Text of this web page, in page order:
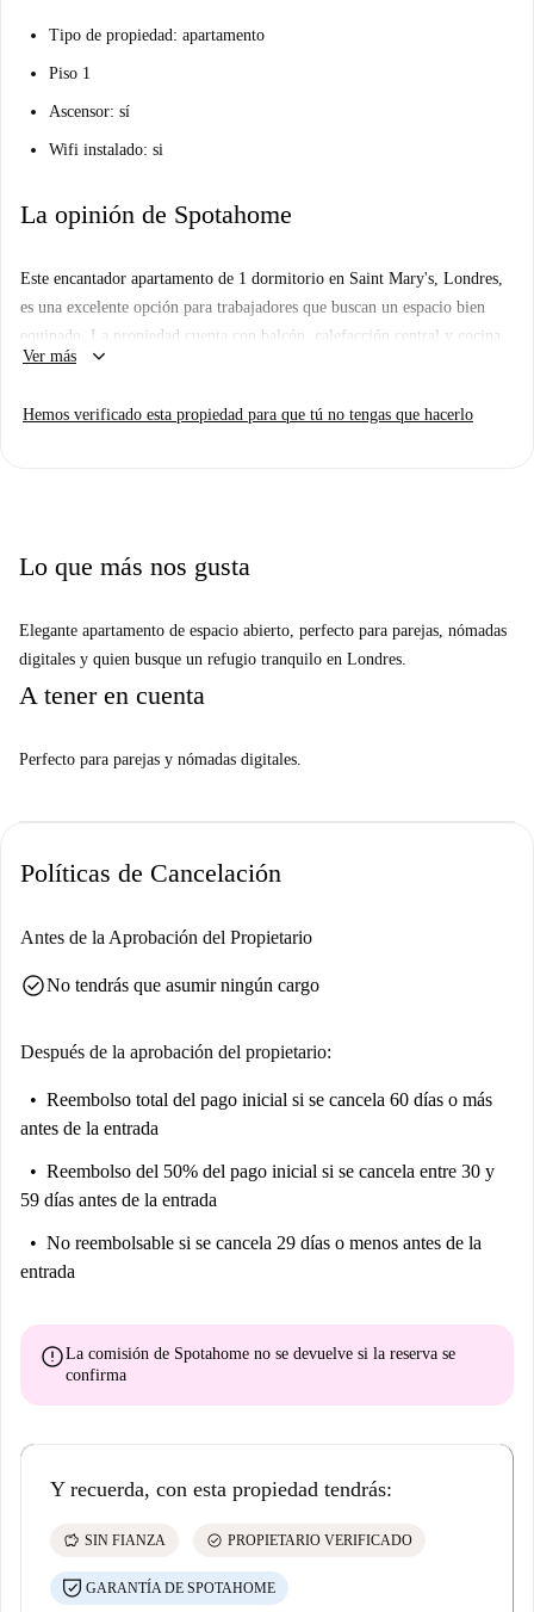
Tipo de propiedad: apartamento
Piso 1
Ascensor: sí
Wifi instalado: si
La opinión de Spotahome
Este encantador apartamento de 1 dormitorio en Saint Mary's, Londres,
es una excelente opción para trabajadores que buscan un espacio bien
equipado. La propiedad cuenta con balcón, calefacción central y cocina
equipada con lavavajillas y horno. Está amueblado para su comodidad y
alquiler. Se admiten parejas y el apartamento es ideal para profesionales,
cercanos como Zaffrani y Angel Delicatessen. Lugares emblemáticos
distancia a pie. Disfrute de la comodidad y la conectividad al residir en
este vibrante barrio.
Ver más keyboard_arrow_down
Hemos verificado esta propiedad para que tú no tengas que hacerlo
Lo que más nos gusta
Elegante apartamento de espacio abierto, perfecto para parejas, nómadas
digitales y quien busque un refugio tranquilo en Londres.
A tener en cuenta
Perfecto para parejas y nómadas digitales.
Políticas de Cancelación
Antes de la Aprobación del Propietario
check_circleNo tendrás que asumir ningún cargo
Después de la aprobación del propietario:
Reembolso total del pago inicial si se cancela 60 días o más
antes de la entrada
Reembolso del 50% del pago inicial si se cancela entre 30 y
59 días antes de la entrada
No reembolsable si se cancela 29 días o menos antes de la
entrada
errorLa comisión de Spotahome no se devuelve si la reserva se
confirma
Y recuerda, con esta propiedad tendrás:
savings SIN FIANZA check_circle PROPIETARIO VERIFICADO
GARANTÍA DE SPOTAHOME